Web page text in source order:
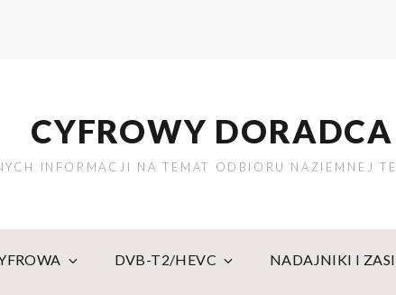
CYFROWY DORADCA
INFORMACJI NA TEMAT ODBIORU NAZIEMNEJ
DVB-T2/HEVC NADAJNIKI I